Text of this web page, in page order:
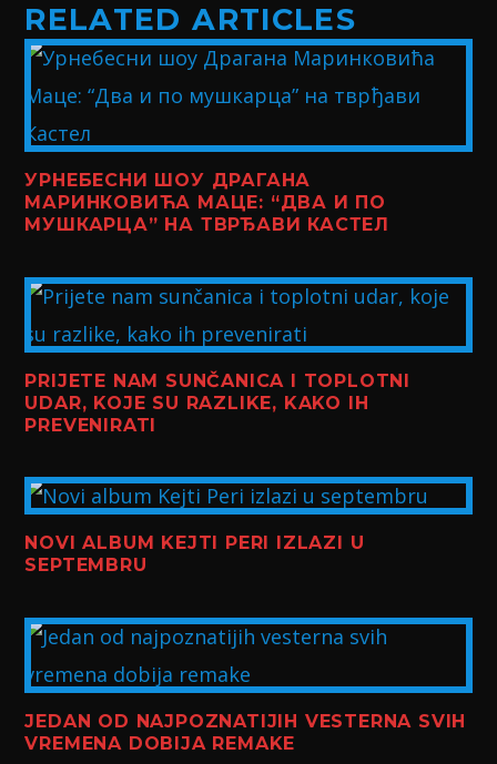
RELATED ARTICLES
УРНЕБЕСНИ ШОУ ДРАГАНА
МАРИНКОВИЋА МАЦЕ: “ДВА И ПО
МУШКАРЦА” НА ТВРЂАВИ КАСТЕЛ
PRIJETE NAM SUNČANICA I TOPLOTNI
UDAR, KOJE SU RAZLIKE, KAKO IH
PREVENIRATI
NOVI ALBUM KEJTI PERI IZLAZI U
SEPTEMBRU
JEDAN OD NAJPOZNATIJIH VESTERNA SVIH
VREMENA DOBIJA REMAKE